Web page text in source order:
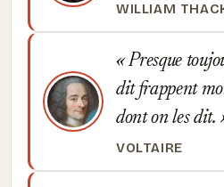
WILLIAM
Presque
dit frappent
dont on les dit.
VOLTAIRE